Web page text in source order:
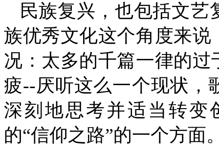
民族复兴，也包括文艺
族优秀文化这个角度来
况：太多的千篇一律的
疲--厌听这么一个现状，
深刻地思考并适当转变
的“信仰之路”的一个